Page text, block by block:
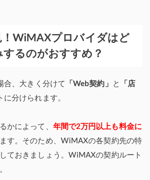
！WiMAXプロバイダはど
るのがおすすめ？
合、大きく分けて 「Web契約」 と
「店
分けられます。
かによって、 年間で2万円以上も料金に
す。そのため、WiMAXの各契約先の特
ておきましょう。WiMAXの契約ルート